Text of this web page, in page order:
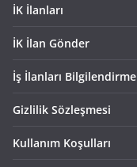
İK İlanları
İK İlan Gönder
İş İlanları Bilgilendirme
Gizlilik Sözleşmesi
Kullanım Koşulları